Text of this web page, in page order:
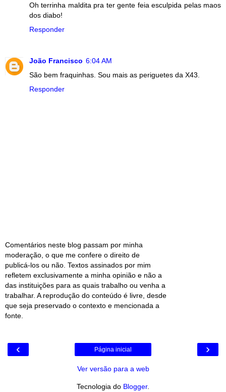
Oh terrinha maldita pra ter gente feia esculpida pelas maos
dos diabo!
Responder
João Francisco 6:04 AM
São bem fraquinhas. Sou mais as periguetes da X43.
Responder
Comentários neste blog passam por minha
moderação, o que me confere o direito de
publicá-los ou não. Textos assinados por mim
refletem exclusivamente a minha opinião e não a
das instituições para as quais trabalho ou venha a
trabalhar. A reprodução do conteúdo é livre, desde
que seja preservado o contexto e mencionada a
fonte.
‹ ›
Página inicial
Ver versão para a web
Tecnologia do Blogger.